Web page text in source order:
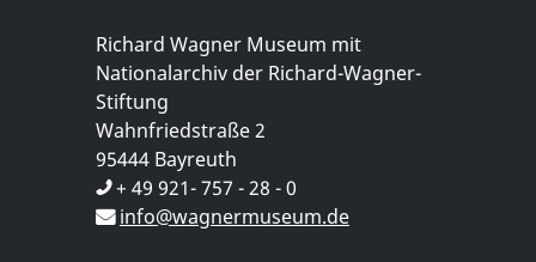
Richard Wagner Museum mit
Nationalarchiv der Richard-Wagner-
Stiftung
Wahnfriedstraße 2
95444 Bayreuth
+ 49 921- 757 - 28 - 0
info@wagnermuseum.de